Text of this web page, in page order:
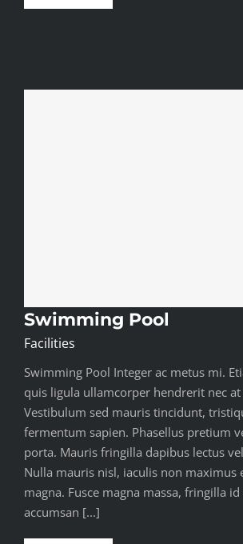
Swimming Pool
Facilities
Swimming Pool Integer ac metus mi.
quis ligula ullamcorper hendrerit nec at
Vestibulum sed mauris tincidunt,
fermentum sapien. Phasellus pretium
porta. Mauris fringilla dapibus lectus
Nulla mauris nisl, iaculis non maximus
magna. Fusce magna massa, fringilla
accumsan [...]